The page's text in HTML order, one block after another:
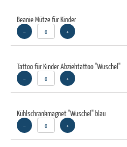
Beanie Mütze für Kinder
– +
Tattoo für Kinder Abziehtattoo "Wuschel"
– +
Kühlschrankmagnet "Wuschel" blau
– +